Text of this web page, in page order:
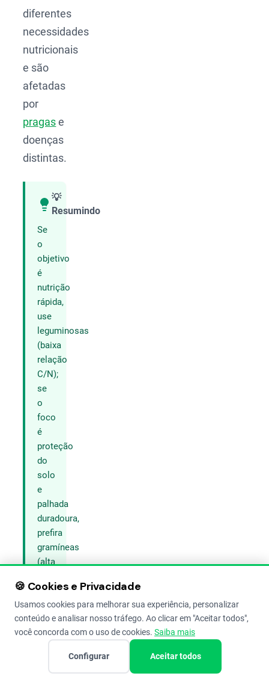
diferentes
necessidades
nutricionais
e são
afetadas
por
pragase
doenças
distintas.
💡
Resumindo
Se
o
objetivo
é
nutrição
rápida,
use
leguminosas
(baixa
relação
C/N);
se
o
foco
é
proteção
do
solo
e
palhada
duradoura,
prefira
gramíneas
(alta
C/N).
Dessa
🍪 Cookies e Privacidade
Usamos cookies para melhorar sua experiência, personalizar
conteúdo e analisar nosso tráfego. Ao clicar em "Aceitar todos",
você concorda com o uso de cookies. Saiba mais
Configurar Aceitar todos